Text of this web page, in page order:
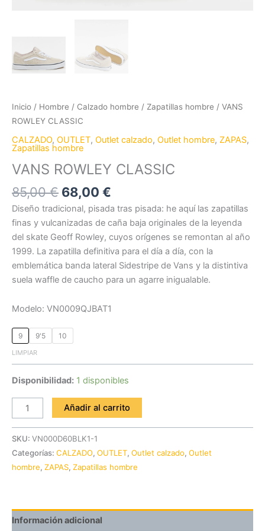
Inicio / Hombre / Calzado hombre / Zapatillas hombre / VANS
ROWLEY CLASSIC
CALZADO, OUTLET, Outlet calzado, Outlet hombre, ZAPAS,
Zapatillas hombre
VANS ROWLEY CLASSIC
85,00€ 68,00 €
Diseño tradicional, pisada tras pisada: he aquí las zapatillas
finas y vulcanizadas de caña baja originales de la leyenda
del skate Geoff Rowley, cuyos orígenes se remontan al año
1999. La zapatilla definitiva para el día a día, con la
emblemática banda lateral Sidestripe de Vans y la distintiva
suela waffle de caucho para un agarre inigualable.
Modelo: VN0009QJBAT1
9 9'5 10
LIMPIAR
Disponibilidad: 1 disponibles
Añadir al carrito
SKU: VN000D60BLK1-1
Categorías: CALZADO, OUTLET, Outlet calzado, Outlet
hombre, ZAPAS, Zapatillas hombre
Información adicional